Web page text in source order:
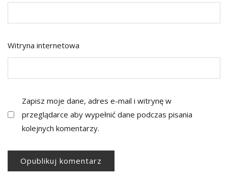
Witryna internetowa
Zapisz moje dane, adres e-mail i witrynę w
przeglądarce aby wypełnić dane podczas pisania
kolejnych komentarzy.